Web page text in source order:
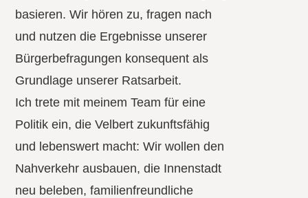
basieren. Wir hören zu, fragen nach
und nutzen die Ergebnisse unserer
Bürgerbefragungen konsequent als
Grundlage unserer Ratsarbeit.
Ich trete mit meinem Team für eine
Politik ein, die Velbert zukunftsfähig
und lebenswert macht: Wir wollen den
Nahverkehr ausbauen, die Innenstadt
neu beleben, familienfreundliche